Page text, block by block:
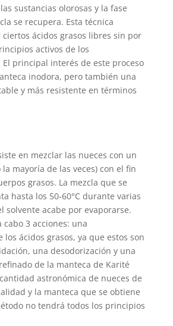
sustancias olorosas y la fase
se recupera. Esta técnica
ácidos grasos libres sin por
activos de los
principal interés de este proceso
inodora, pero también una
y más resistente en términos
en mezclar las nueces con un
mayoría de las veces) con el fin
grasos. La mezcla que se
hasta los 50-60°C durante varias
solvente acabe por evaporarse.
cabo 3 acciones: una
los ácidos grasos, ya que estos son
una desodorización y una
de la manteca de Karité
astronómica de nueces de
y la manteca que se obtiene
no tendrá todos los principios